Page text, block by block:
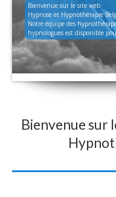
Bienvenue sur le site web
Hypnose et Hypnothérapie
Notre équipe des
hypnologues est disponible
Bienvenue sur